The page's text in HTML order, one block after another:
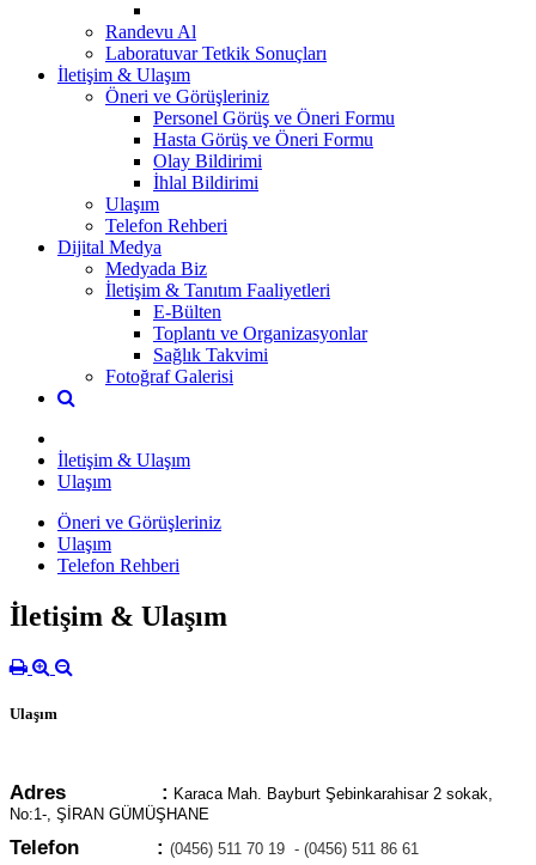
Randevu Al
Laboratuvar Tetkik Sonuçları
İletişim & Ulaşım
Öneri ve Görüşleriniz
Personel Görüş ve Öneri Formu
Hasta Görüş ve Öneri Formu
Olay Bildirimi
İhlal Bildirimi
Ulaşım
Telefon Rehberi
Dijital Medya
Medyada Biz
İletişim & Tanıtım Faaliyetleri
E-Bülten
Toplantı ve Organizasyonlar
Sağlık Takvimi
Fotoğraf Galerisi
İletişim & Ulaşım
Ulaşım
Öneri ve Görüşleriniz
Ulaşım
Telefon Rehberi
İletişim & Ulaşım
Ulaşım
Adres : Karaca Mah. Bayburt Şebinkarahisar 2 sokak,
No:1-, ŞİRAN GÜMÜŞHANE
Telefon : (0456) 511 70 19 - (0456) 511 86 61